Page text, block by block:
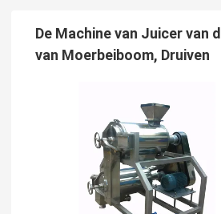
De Machine van Juicer
van Moerbeiboom, Druiven